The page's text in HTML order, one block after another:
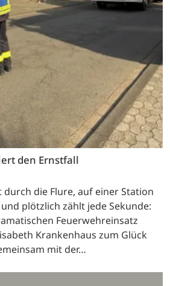
den Ernstfall
durch die Flure, auf einer Station
plötzlich zählt jede Sekunde:
Feuerwehreinsatz
Krankenhaus zum Glück
mit der…